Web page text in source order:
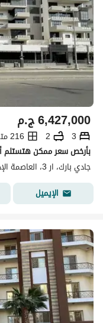
ج.م6,427,000
3
2
216 متر مربع
جادي بارك، ار 3، العاصمة الإدارية الجديدة، القاهرة
الإيميل